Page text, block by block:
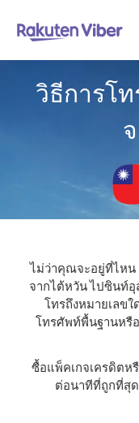
วิธีการโ
ไม่ว่าคุณจะอยู่ที่ไหน
จากไต้หวัน ไปซินท์อุ
โทรถึงหมายเลข
โทรศัพท์พื้นฐานหรื
ซื้อแพ็คเกจเครดิตห
ต่อนาทีที่ถูกที่สุ